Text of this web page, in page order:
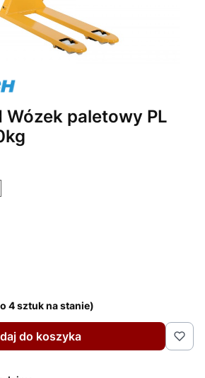
Wózek paletowy PL
4 sztuk na stanie)
do koszyka